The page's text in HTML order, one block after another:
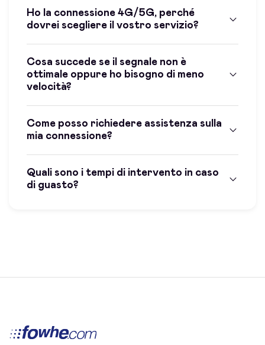
Ho la connessione 4G/5G, perché
dovrei scegliere il vostro servizio?
Cosa succede se il segnale non è
ottimale oppure ho bisogno di meno
velocità?
Come posso richiedere assistenza sulla
mia connessione?
Quali sono i tempi di intervento in caso
di guasto?